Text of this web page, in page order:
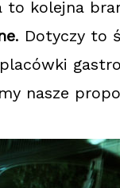
to kolejna
. Dotyczy to
nasze